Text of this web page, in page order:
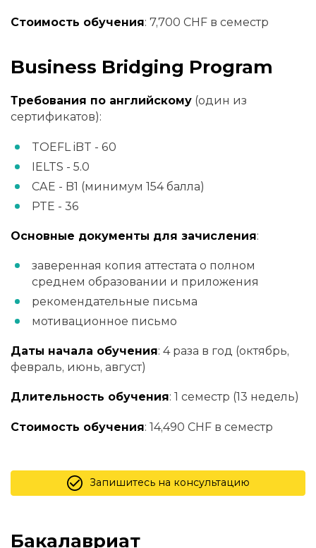
Стоимость обучения: 7,700 CHF в семестр
Business Bridging Program
Требования по английскому (один из
сертификатов):
TOEFL iBT - 60
IELTS - 5.0
CAE - B1 (минимум 154 балла)
PTE - 36
Основные документы для зачисления:
заверенная копия аттестата о полном
среднем образовании и приложения
рекомендательные письма
мотивационное письмо
Даты начала обучения: 4 раза в год (октябрь,
февраль, июнь, август)
Длительность обучения: 1 семестр (13 недель)
Стоимость обучения: 14,490 CHF в семестр
Запишитесь на консультацию
Бакалавриат